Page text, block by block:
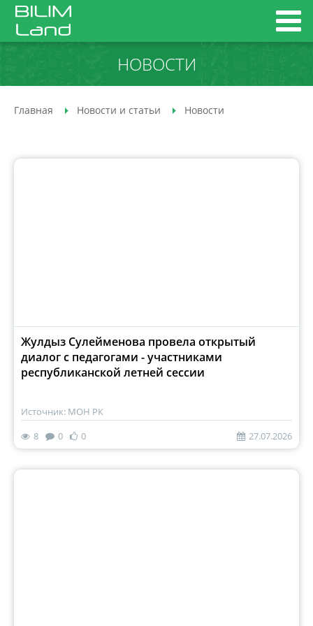
НОВОСТИ
Главная Новости и статьи Новости
Жулдыз Сулейменова провела открытый
диалог с педагогами - участниками
республиканской летней сессии
Источник: МОН РК
8
0 0 27.07.2026